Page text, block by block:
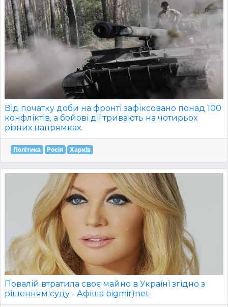
Від початку доби на фронті зафіксовано понад 100
конфліктів, а бойові дії тривають на чотирьох
різних напрямках.
Політика Росія Харків
Повалій втратила своє майно в Україні згідно з
рішенням суду - Афіша bigmir)net